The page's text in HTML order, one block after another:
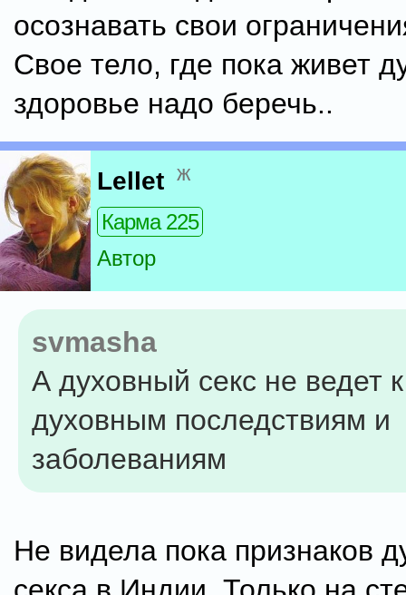
осознавать свои
Свое тело, где пока живет
здоровье надо беречь..
Lellet ж
Карма 225
Автор
svmasha
А духовный секс не ведет
духовным последствиям и
заболеваниям
Не видела пока признаков